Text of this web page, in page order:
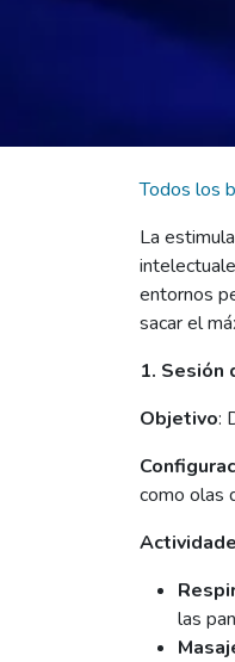
Todos los
La
entornos
sacar el
1. Sesión
Objetivo:
como olas
las